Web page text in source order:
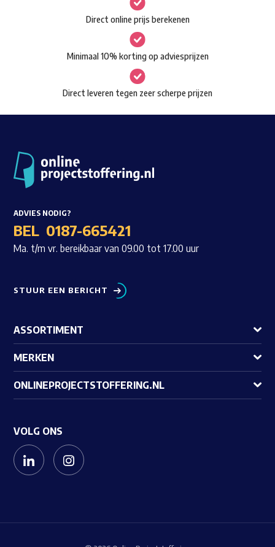
Waar ben je naar op zoek?
gekozen
worden
op
de
productpagina
Direct online prijs berekenen
Minimaal 10% korting op adviesprijzen
Direct leveren tegen zeer scherpe prijzen
ADVIES NODIG?
BEL 0187-665421
Ma. t/m vr. bereikbaar van 09.00 tot 17.00 uur
STUUR EEN BERICHT
ASSORTIMENT
MERKEN
ONLINEPROJECTSTOFFERING.NL
VOLG ONS